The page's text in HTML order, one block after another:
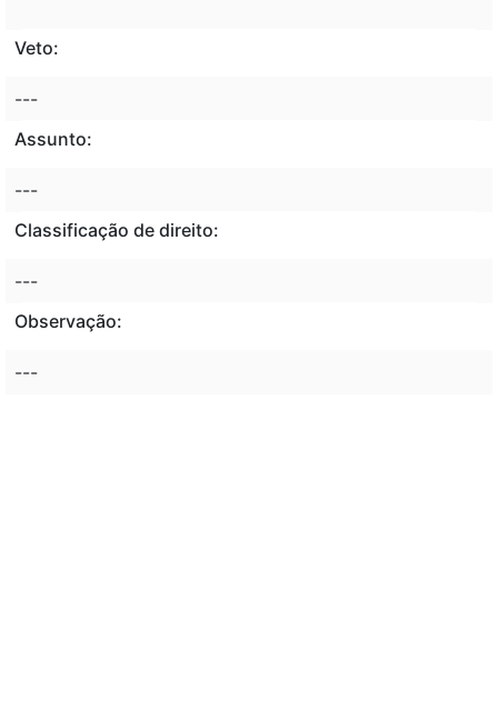
Veto:
---
Assunto:
---
Classificação de direito:
---
Observação:
---